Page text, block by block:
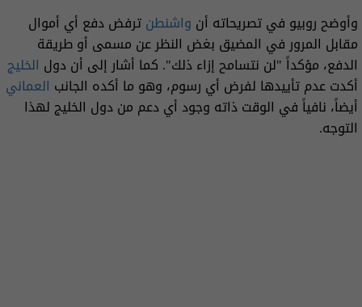
وأوضح روبيو في تصريحاته أن واشنطنترفض دفع أي أموال
مقابل المرور في المضيق بغض النظر عن مسمى أو طريقة
الدفع، مؤكداً "لن نتسامح إزاء ذلك". كما أشار إلى أن دول الخليج
أكدت عدم تأييدها لفرض أي رسوم، وهو ما أكده الجانب العماني
أيضاً، نافياً في الوقت ذاته وجود أي دعم من دول الخليج لهذا
التوجه.